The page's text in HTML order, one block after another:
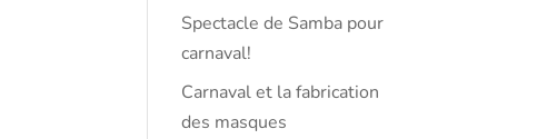
Spectacle de Samba pour
carnaval!
Carnaval et la fabrication
des masques